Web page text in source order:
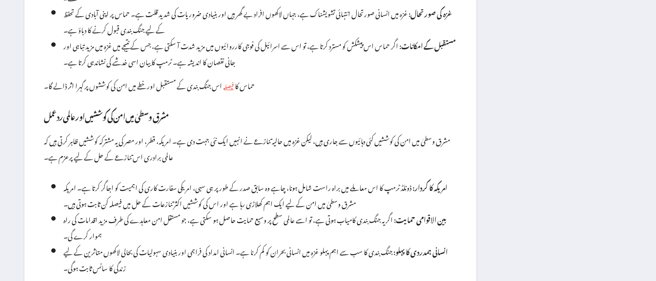
غزہ کی صورتحال:غزہ میں انسانی صورتحال انتہائی تشویشناک ہے، جہاں لاکھوں افراد بے گھر ہیں اور بنیادی ضروریات کی شدید قلت ہے۔ حماس پر اپنی آبادی کے تحفظ
کے لیے جنگ بندی قبول کرنے کا دباؤ ہے۔
مستقبل کے امکانات:اگر حماس اس پیشکش کو مسترد کرتا ہے، تو اس سے اسرائیل کی فوجی کارروائیوں میں مزید شدت آ سکتی ہے، جس کے نتیجے میں غزہ میں مزید تباہی اور
جانی نقصان کا اندیشہ ہے۔ ٹرمپ کا بیان اسی خدشے کی نشاندہی کرتا ہے۔
حماس کافیصلہاس جنگ بندی کے مستقبل اور خطے میں امن کی کوششوں پر گہرا اثر ڈالے گا۔
مشرق وسطیٰ میں امن کی کوششیں اور عالمی ردعمل
مشرق وسطیٰ میں امن کی کوششیں کئی دہائیوں سے جاری ہیں، لیکن غزہ میں حالیہ تنازعے نے انہیں ایک نئی جہت دی ہے۔ امریکہ، قطر، اور مصر کی یہ مشترکہ کوششیں ظاہر کرتی ہیں کہ
عالمی برادری اس تنازعے کے حل کے لیے پرعزم ہے۔
امریکہ کا کردار:ڈونلڈ ٹرمپ کا اس معاملے میں براہ راست شامل ہونا، چاہے وہ سابق صدر کے طور پر ہی سہی، امریکی سفارت کاری کی اہمیت کو اجاگر کرتا ہے۔ امریکہ
مشرق وسطیٰ میں امن کے لیے ایک اہم کھلاڑی رہا ہے اور اس کی کوششیں اکثر تنازعات کے حل میں فیصلہ کن ثابت ہوتی ہیں۔
بین الاقوامی حمایت:اگر یہ جنگ بندی کامیاب ہوتی ہے، تو اسے عالمی سطح پر وسیع حمایت حاصل ہو سکتی ہے، جو مستقل امن معاہدے کی طرف مزید اقدامات کی راہ
ہموار کرے گی۔
انسانی ہمدردی کا پہلو:جنگ بندی کا سب سے اہم پہلو غزہ میں انسانی بحران کو کم کرنا ہے۔ انسانی امداد کی فراہمی اور بنیادی سہولیات کی بحالی لاکھوں متاثرین کے لیے
زندگی کا سانس ثابت ہوگی۔